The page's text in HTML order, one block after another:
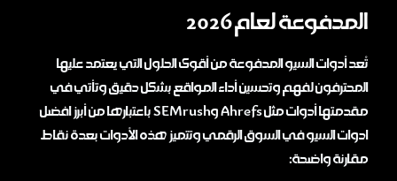
المدفوعة لعام 2026
تُعد أدوات السيو المدفوعة من أقوى الحلول التي يعتمد عليها
المحترفون لفهم وتحسين أداء المواقع بشكل دقيق وتأتي في
مقدمتها أدوات مثل Ahrefs وSEMrush باعتبارها من أبرز افضل
ادوات السيو في السوق الرقمي وتتميز هذه الأدوات بعدة نقاط
مقارنة واضحة: